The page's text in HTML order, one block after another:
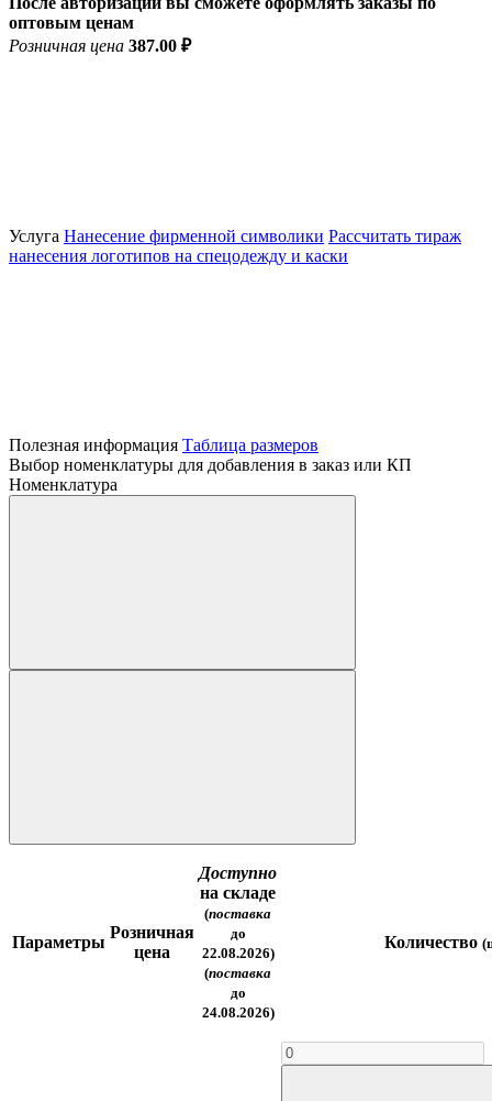
оптовым ценам
Розничная цена 387.00 ₽
Услуга Нанесение фирменной символики Рассчитать тираж
нанесения логотипов на спецодежду и каски
Полезная информация Таблица размеров
Выбор номенклатуры для добавления в заказ или КП
Номенклатура
Параметры
Розничная
цена
Доступно
на складе
(поставка
до
22.08.2026)
(поставка
до
24.08.2026)
Количество